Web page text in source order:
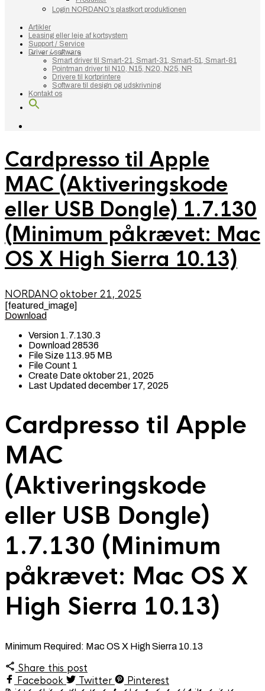
Login NORDANO’s plastkort produktionen
Artikler
Leasing eller leje af kortsystem
Support / Service
Driver / software
Smart driver til Smart-21, Smart-31, Smart-51, Smart-81
Pointman driver til N10, N15, N20, N25, NR
Drivere til kortprintere
Software til design og udskrivning
Kontakt os
Cardpresso til Apple
MAC (Aktiveringskode
eller USB Dongle) 1.7.130
(Minimum påkrævet: Mac
OS X High Sierra 10.13)
NORDANOoktober 21, 2025
[featured_image]
Download
Version 1.7.130.3
Download 28536
File Size 113.95 MB
File Count 1
Create Dateoktober 21, 2025
Last Updated december 17, 2025
Cardpresso til Apple
MAC
(Aktiveringskode
eller USB Dongle)
1.7.130 (Minimum
påkrævet: Mac OS X
High Sierra 10.13)
Minimum Required: Mac OS X High Sierra 10.13
Share this post
Facebook
Twitter
Pinterest